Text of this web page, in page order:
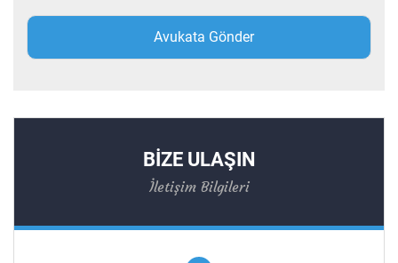
BİZE ULAŞIN
İletişim Bilgileri